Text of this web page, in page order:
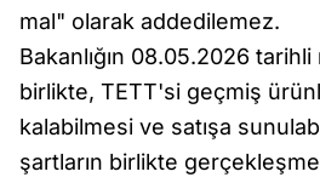
mal" olarak addedilemez.
Bakanlığın 08.05.2026 tarihli
birlikte, TETT'si geçmiş
kalabilmesi ve satışa
şartların birlikte